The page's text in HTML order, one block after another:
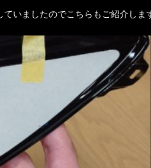
いましたのでこちらもご紹介しま